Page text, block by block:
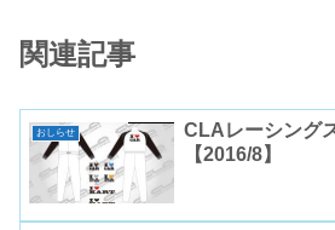
関連記事
おしらせ
CLAレーシング
【2016/8】